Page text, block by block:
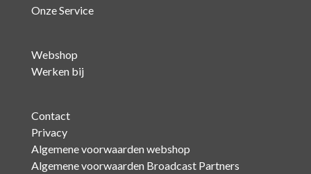
Onze Service
Webshop
Werken bij
Contact
Privacy
Algemene voorwaarden webshop
Algemene voorwaarden Broadcast Partners